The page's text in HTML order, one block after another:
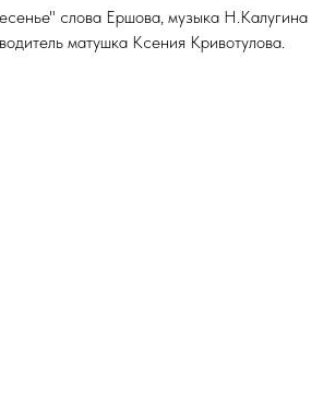
слова Ершова, музыка Н.Калугина
матушка Ксения Кривотулова.